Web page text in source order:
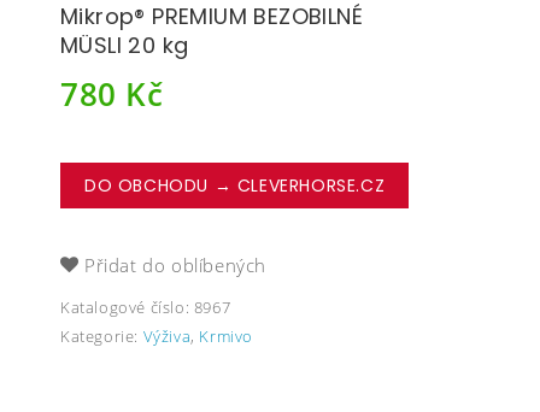
Mikrop® PREMIUM BEZOBILNÉ
MÜSLI 20 kg
780 Kč
DO OBCHODU → CLEVERHORSE.CZ
Přidat do oblíbených
Katalogové číslo: 8967
Kategorie: Výživa, Krmivo